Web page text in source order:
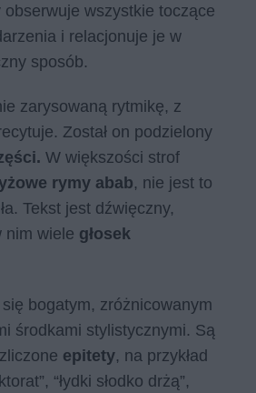
wszystkie toczące
i relacjonuje je w
sposób.
zarysowaną rytmikę, z
Został on podzielony
W większości strof
rymy abab, nie jest to
Tekst jest dźwięczny,
nim wiele głosek
się bogatym, zróżnicowanym
środkami stylistycznymi. Są
epitety, na przykład
“łydki słodko drżą”,